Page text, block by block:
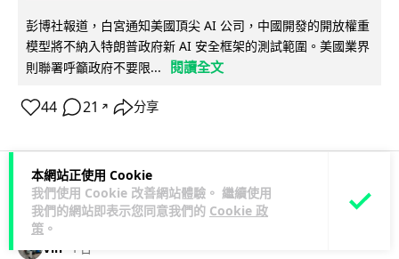
本網站正使用 Cookie
我們使用 Cookie 改善網站體驗。 繼續使用
我們的網站即表示您同意我們的 Cookie 政
策 。
彭博社報道，白宮通知美國頂尖 AI 公司，中國開發的開放權重
模型將不納入特朗普政府新 AI 安全框架的測試範圍。美國業界
則聯署呼籲政府不要限...
閱讀全文
44 21 ↗ 分享
人工智能
Vin 1 日